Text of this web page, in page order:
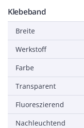
Klebeband
Breite
Werkstoff
Farbe
Transparent
Fluoreszierend
Nachleuchtend